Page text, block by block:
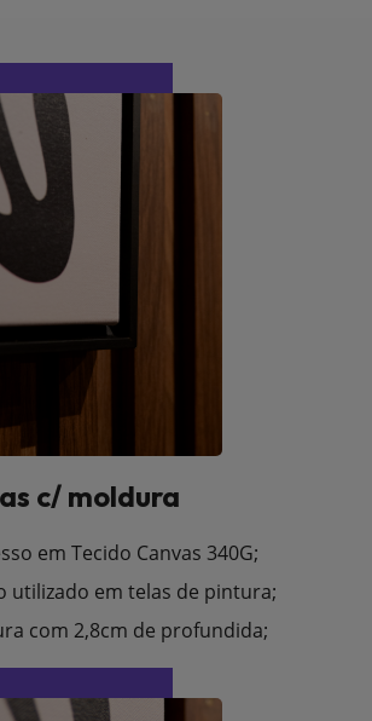
c/ moldura
em Tecido Canvas 340G;
utilizado em telas de pintura;
com 2,8cm de profundida;